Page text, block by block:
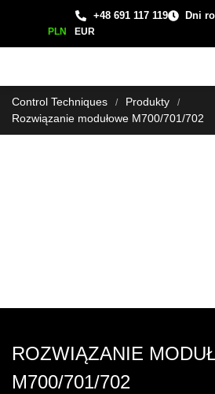
+48 691 117 119 Dni
PLN EUR
Control Techniques / Produkty /
Rozwiązanie modułowe M700/701/702
ROZWIĄZANIE
M700/701/702